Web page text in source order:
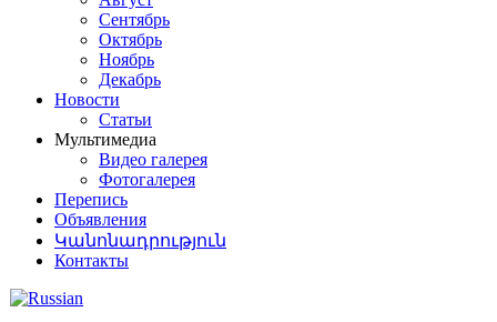
Сентябрь
Октябрь
Ноябрь
Декабрь
Новости
Статьи
Мультимедиа
Видео галерея
Фотогалерея
Перепись
Объявления
Կանոնադրություն
Контакты